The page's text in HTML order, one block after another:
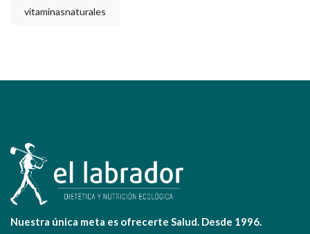
vitaminasnaturales
Nuestra única meta es ofrecerte Salud. Desde 1996.